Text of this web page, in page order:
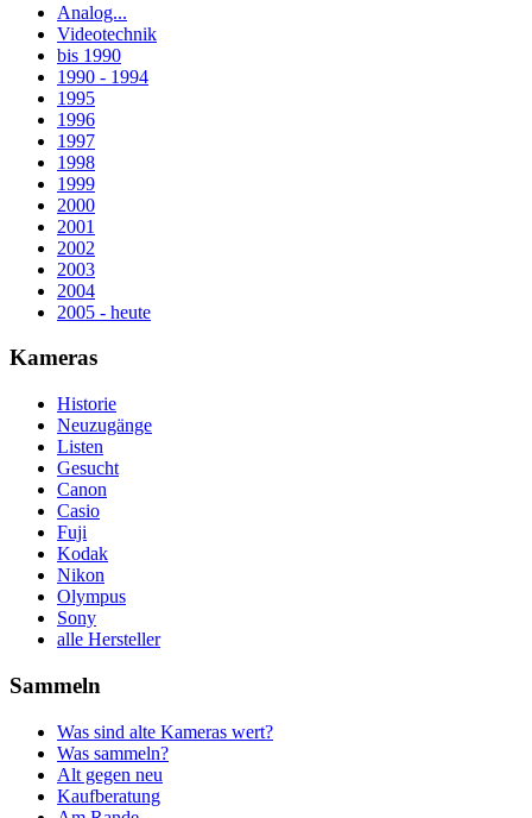
Analog...
Videotechnik
bis 1990
1990 - 1994
1995
1996
1997
1998
1999
2000
2001
2002
2003
2004
2005 - heute
Kameras
Historie
Neuzugänge
Listen
Gesucht
Canon
Casio
Fuji
Kodak
Nikon
Olympus
Sony
alle Hersteller
Sammeln
Was sind alte Kameras wert?
Was sammeln?
Alt gegen neu
Kaufberatung